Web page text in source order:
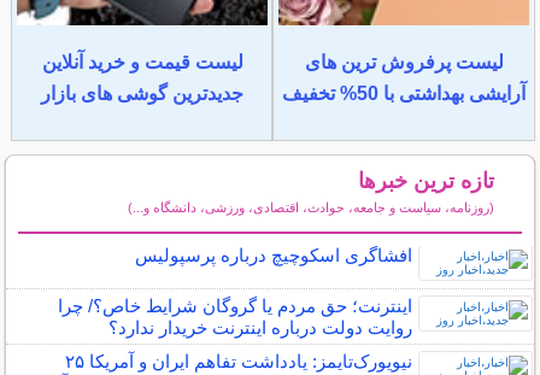
لیست پرفروش ترین های
آرایشی بهداشتی با 50% تخفیف
لیست قیمت و خرید آنلاین
جدیدترین گوشی های بازار
تازه ترین خبرها
(روزنامه، سیاست و جامعه، حوادث، اقتصادی، ورزشی، دانشگاه و...)
افشاگری اسکوچیچ درباره پرسپولیس
اینترنت؛ حق مردم یا گروگان شرایط خاص؟/ چرا
روایت دولت درباره اینترنت خریدار ندارد؟
نیویورک‌تایمز: یادداشت تفاهم ایران و آمریکا ۲۵